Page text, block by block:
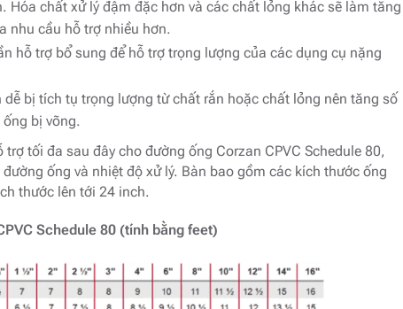
Hóa chất xử lý đậm đặc hơn và các chất lỏng khác sẽ làm tăng
nhu cầu hỗ trợ nhiều hơn.
hỗ trợ bổ sung để hỗ trợ trọng lượng của các dụng cụ nặng
bị tích tụ trọng lượng từ chất rắn hoặc chất lỏng nên tăng số
bị võng.
tối đa sau đây cho đường ống Corzan CPVC Schedule 80,
ống và nhiệt độ xử lý. Bàn bao gồm các kích thước ống
thước lên tới 24 inch.
Schedule 80 (tính bằng feet)